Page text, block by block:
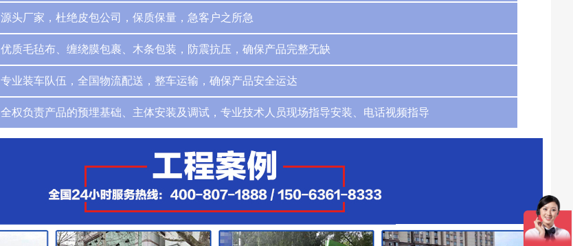
源头厂家，杜绝皮包公司，保质保量，急客户之所急
优质毛毡布、缠绕膜包裹、木条包装，防震抗压，确保产品完整无缺
专业装车队伍，全国物流配送，整车运输，确保产品安全运达
全权负责产品的预埋基础、主体安装及调试，专业技术人员现场指导安装、电话视频指导